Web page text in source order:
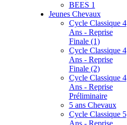
BEES 1
Jeunes Chevaux
Cycle Classique 4
Ans - Reprise
Finale (1)
Cycle Classique 4
Ans - Reprise
Finale (2)
Cycle Classique 4
Ans - Reprise
Préliminaire
5 ans Chevaux
Cycle Classique 5